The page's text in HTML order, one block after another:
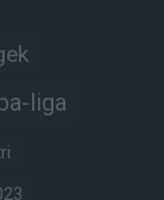
liga